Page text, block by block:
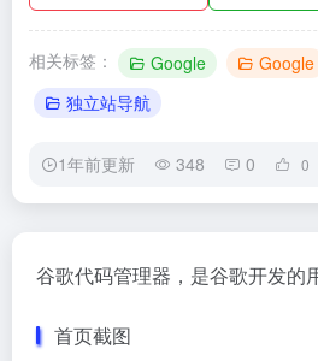
相关标签： Google Google
独立站导航
1年前更新 348 0 0
谷歌代码管理器，是谷歌开发的
首页截图